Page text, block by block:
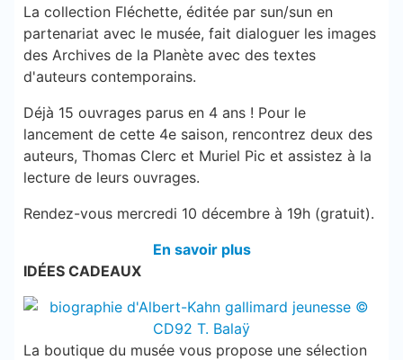
La collection Fléchette, éditée par sun/sun en
partenariat avec le musée, fait dialoguer les images
des Archives de la Planète avec des textes
d'auteurs contemporains.
Déjà 15 ouvrages parus en 4 ans ! Pour le
lancement de cette 4e saison, rencontrez deux des
auteurs, Thomas Clerc et Muriel Pic et assistez à la
lecture de leurs ouvrages.
Rendez-vous mercredi 10 décembre à 19h (gratuit).
En savoir plus
IDÉES CADEAUX
La boutique du musée vous propose une sélection